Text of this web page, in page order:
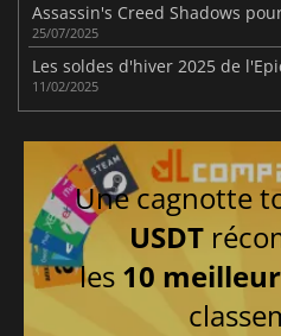
25/07/2025
11/02/2025
Une cagnotte
USDT
les 10